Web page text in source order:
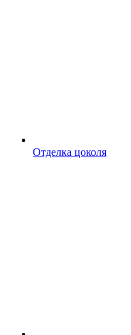
Отделка цоколя